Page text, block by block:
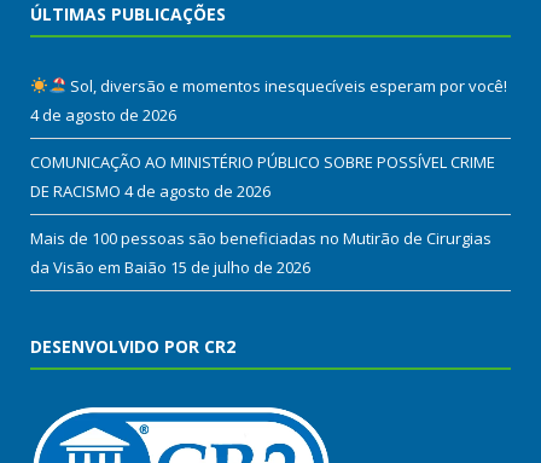
ÚLTIMAS PUBLICAÇÕES
Sol, diversão e momentos inesquecíveis esperam por você!
4 de agosto de 2026
COMUNICAÇÃO AO MINISTÉRIO PÚBLICO SOBRE POSSÍVEL CRIME
DE RACISMO 4 de agosto de 2026
Mais de 100 pessoas são beneficiadas no Mutirão de Cirurgias
da Visão em Baião 15 de julho de 2026
DESENVOLVIDO POR CR2